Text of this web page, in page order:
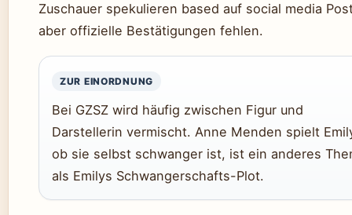
Zuschauer spekulieren based auf social media
aber offizielle Bestätigungen fehlen.
ZUR EINORDNUNG
Bei GZSZ wird häufig zwischen Figur und
Darstellerin vermischt. Anne Menden spielt
ob sie selbst schwanger ist, ist ein anderes
als Emilys Schwangerschafts-Plot.